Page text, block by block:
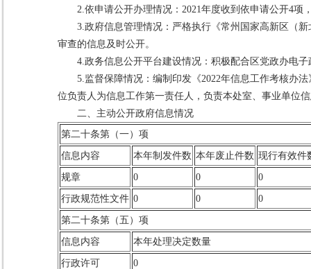
2.依申请公开办理情况：2021年度收到依申请公开4
3.政府信息管理情况：严格执行《常州国家高新区（
审查的信息及时公开。
4.政务信息公开平台建设情况：积极配合区党政办电
5.监督保障情况：编制印发《2022年信息工作考核办
位负责人为信息工作第一责任人，负责本处室、事业单位
二、主动公开政府信息情况
第二十条第（一）项
信息内容 本年制发件数 本年废止件数 现行有效件
规章 0 0 0
行政规范性文件 0 0 0
第二十条第（五）项
信息内容 本年处理决定数量
行政许可 0